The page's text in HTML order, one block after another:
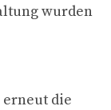
wurden
erneut die